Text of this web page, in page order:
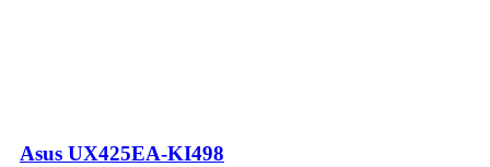
Asus UX425EA-KI498